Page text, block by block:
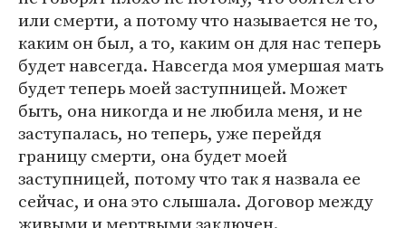
или смерти, а потому что называется не то,
каким он был, а то, каким он для нас теперь
будет навсегда. Навсегда моя умершая мать
будет теперь моей заступницей. Может
быть, она никогда и не любила меня, и не
заступалась, но теперь, уже перейдя
границу смерти, она будет моей
заступницей, потому что так я назвала ее
сейчас, и она это слышала. Договор между